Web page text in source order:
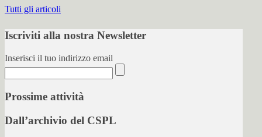
Tutti gli articoli
Iscriviti alla nostra Newsletter
Inserisci il tuo indirizzo email
Prossime attività
Dall’archivio del CSPL